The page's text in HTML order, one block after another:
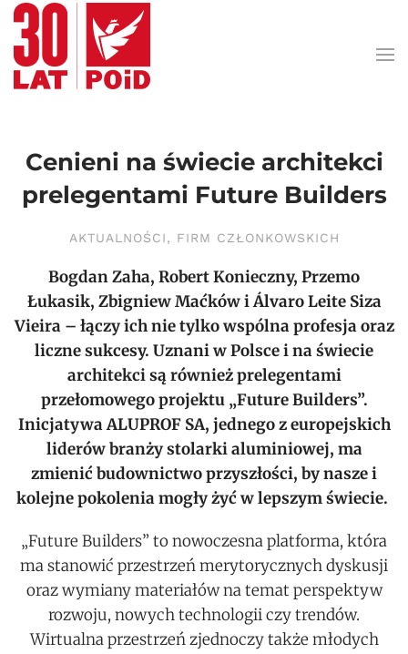
Przejdź do treści głównej
Cenieni na świecie architekci
prelegentami Future Builders
AKTUALNOŚCI, FIRM CZŁONKOWSKICH
Bogdan Zaha, Robert Konieczny, Przemo
Łukasik, Zbigniew Maćków i Álvaro Leite Siza
Vieira – łączy ich nie tylko wspólna profesja oraz
liczne sukcesy. Uznani w Polsce i na świecie
architekci są również prelegentami
przełomowego projektu „Future Builders”.
Inicjatywa ALUPROF SA, jednego z europejskich
liderów branży stolarki aluminiowej, ma
zmienić budownictwo przyszłości, by nasze i
kolejne pokolenia mogły żyć w lepszym świecie.
„Future Builders” to nowoczesna platforma, która
ma stanowić przestrzeń merytorycznych dyskusji
oraz wymiany materiałów na temat perspektyw
rozwoju, nowych technologii czy trendów.
Wirtualna przestrzeń zjednoczy także młodych